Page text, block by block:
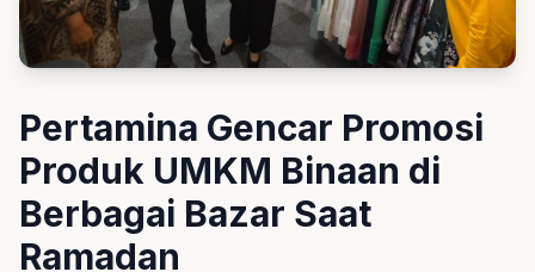
Pertamina Gencar Promosi
Produk UMKM Binaan di
Berbagai Bazar Saat
Ramadan